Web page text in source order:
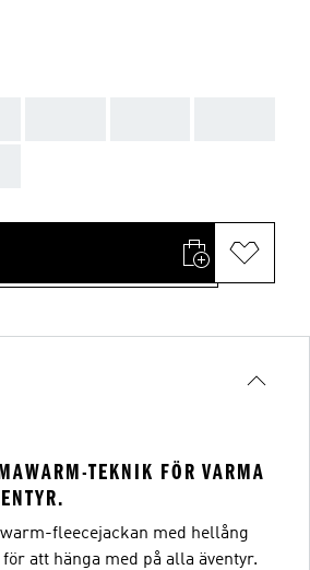
TEKNIK FÖR VARMA
fleecejackan med hellång
att hänga med på alla äventyr.